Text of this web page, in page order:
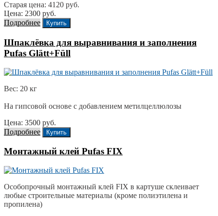
Старая цена: 4120 руб.
Цена: 2300 руб.
Подробнее
Купить
Шпаклёвка для выравнивания и заполнения
Pufas Glätt+Füll
Вес: 20 кг
На гипсовой основе с добавлением метилцеллюлозы
Цена: 3500 руб.
Подробнее
Купить
Монтажный клей Pufas FIX
Особопрочный монтажный клей FIX в картуше склеивает
любые строительные материалы (кроме полиэтилена и
пропилена)